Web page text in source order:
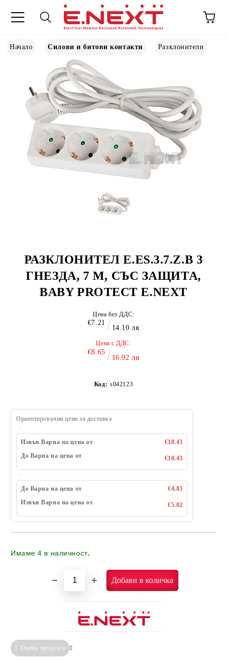
Начало Силови и битови контакти Разклонители
РАЗКЛОНИТЕЛ E.ES.3.7.Z.B 3
ГНЕЗДА, 7 М, СЪС ЗАЩИТА,
BABY PROTECT E.NEXT
Цена без ДДС:
€7.21
14.10 лв
Цена с ДДС:
€8.65
16.92 лв
Код: s042123
Ориентировъчни цени за доставка
Извън Варна на цена от
€10.43
До Варна на цена от
€10.43
До Варна на цена от
€4.83
Извън Варна на цена от
€5.02
Имаме4 в наличност.
Оцени продукта